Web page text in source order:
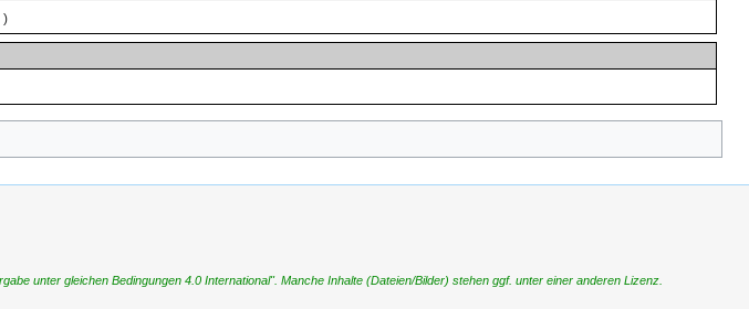
)
unter gleichen Bedingungen 4.0 International". Manche Inhalte (Dateien/Bilder) stehen ggf. unter einer anderen Lizenz.